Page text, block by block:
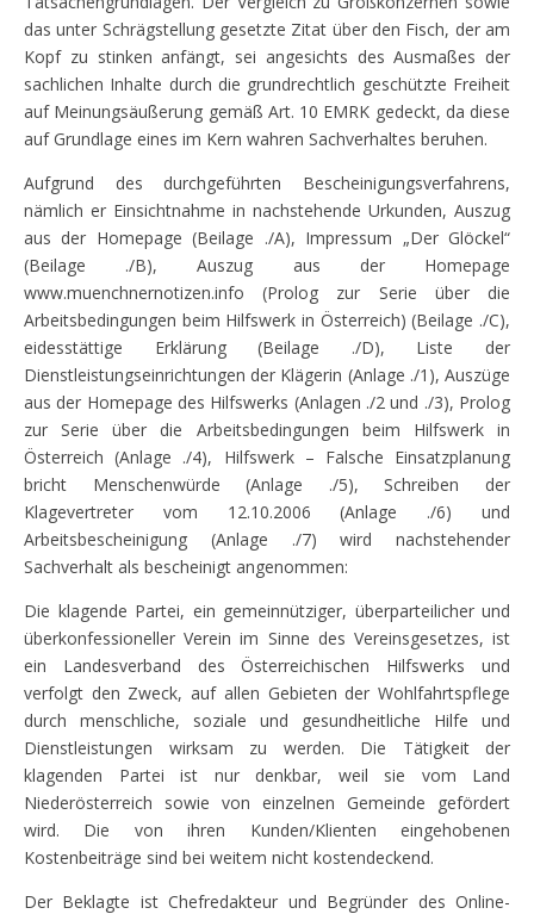
das unter Schrägstellung gesetzte Zitat über den Fisch, der am
Kopf zu stinken anfängt, sei angesichts des Ausmaßes der
sachlichen Inhalte durch die grundrechtlich geschützte Freiheit
auf Meinungsäußerung gemäß Art. 10 EMRK gedeckt, da diese
auf Grundlage eines im Kern wahren Sachverhaltes beruhen.
Aufgrund des durchgeführten Bescheinigungsverfahrens,
nämlich er Einsichtnahme in nachstehende Urkunden, Auszug
aus der Homepage (Beilage ./A), Impressum „Der Glöckel“
(Beilage ./B), Auszug aus der Homepage
www.muenchnernotizen.info (Prolog zur Serie über die
Arbeitsbedingungen beim Hilfswerk in Österreich) (Beilage ./C),
eidesstättige Erklärung (Beilage ./D), Liste der
Dienstleistungseinrichtungen der Klägerin (Anlage ./1), Auszüge
aus der Homepage des Hilfswerks (Anlagen ./2 und ./3), Prolog
zur Serie über die Arbeitsbedingungen beim Hilfswerk in
Österreich (Anlage ./4), Hilfswerk – Falsche Einsatzplanung
bricht Menschenwürde (Anlage ./5), Schreiben der
Klagevertreter vom 12.10.2006 (Anlage ./6) und
Arbeitsbescheinigung (Anlage ./7) wird nachstehender
Sachverhalt als bescheinigt angenommen:
Die klagende Partei, ein gemeinnütziger, überparteilicher und
überkonfessioneller Verein im Sinne des Vereinsgesetzes, ist
ein Landesverband des Österreichischen Hilfswerks und
verfolgt den Zweck, auf allen Gebieten der Wohlfahrtspflege
durch menschliche, soziale und gesundheitliche Hilfe und
Dienstleistungen wirksam zu werden. Die Tätigkeit der
klagenden Partei ist nur denkbar, weil sie vom Land
Niederösterreich sowie von einzelnen Gemeinde gefördert
wird. Die von ihren Kunden/Klienten eingehobenen
Kostenbeiträge sind bei weitem nicht kostendeckend.
Der Beklagte ist Chefredakteur und Begründer des Online-